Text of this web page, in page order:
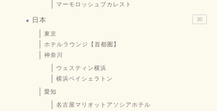
マーモロッシュブカレスト
日本 30
東京
ホテルラウンジ【首都圏】
神奈川
ウェスティン横浜
横浜ベイシェラトン
愛知
名古屋マリオットアソシアホテル